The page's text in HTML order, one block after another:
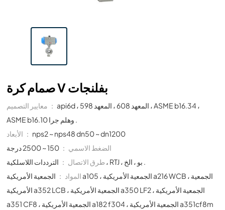
صمام كرة V بفلنجات
معايير التصميم ： api6d ، المعهد 608 ، المعهد 598 ، ASME b16.34 ،
ASME b16.10 وهلم جرا .
الأبعاد ： nps2 ~ nps48 dn50 ~ dn1200
الضغط الاسمي ： 150 ~ 2500 درجة
طرق الاتصال ：
الترددات اللاسلكية ، RTJ ، بو ، الخ .
المواد ： الجمعية الأمريكية a105 ، الجمعية الأمريكية a216 WCB ، الجمعية
الأمريكية a352 LCB ، الجمعية الأمريكية a350 LF2 ، الجمعية الأمريكية
a351 CF8 ، الجمعية الأمريكية a182 f304 ، الجمعية الأمريكية a351cf8m